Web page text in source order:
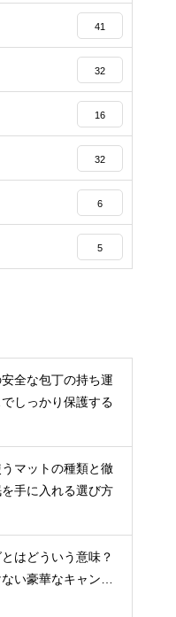
41
32
16
32
6
5
全な包丁の持ち運
しっかり保護する
マットの種類と徹
手に入れる選び方
はどういう意味？
い豪華なキャンプ